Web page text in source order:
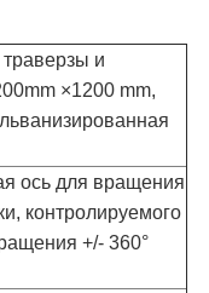
и
×1200 mm,
ось для вращения
контролируемого
+/- 360°